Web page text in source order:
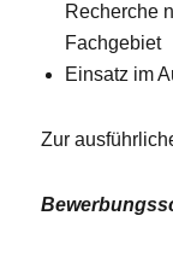
Recherche
Fachgebiet
Einsatz im
Zur